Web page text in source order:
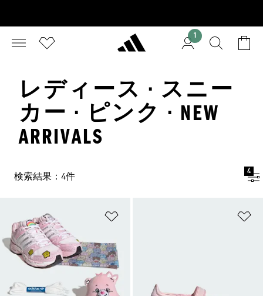
1
レディース · スニー
カー · ピンク · NEW
ARRIVALS
検索結果：4件
4